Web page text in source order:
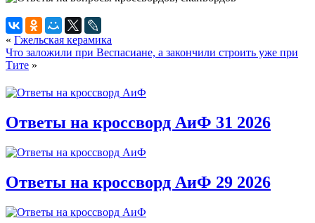
« Гжельская керамика
Что заложили при Веспасиане, а закончили строить уже при
Тите »
Ответы на кроссворд АиФ 31 2026
Ответы на кроссворд АиФ 29 2026